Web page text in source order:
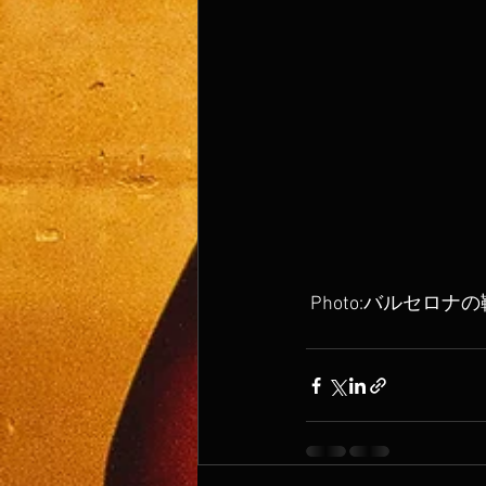
Photo:バルセロナの